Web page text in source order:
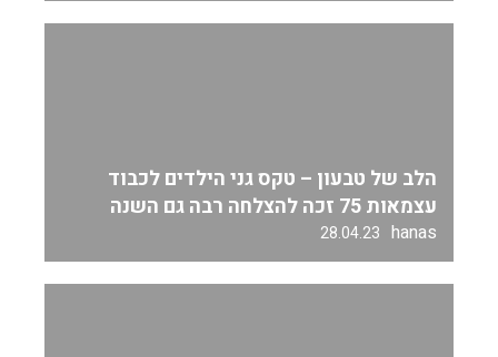
הלב של טבעון – טקס גני הילדים לכבוד
עצמאות 75 זכה להצלחה רבה גם השנה
hanas
28.04.23